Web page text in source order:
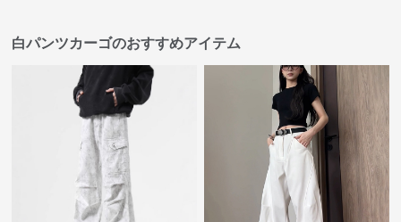
白パンツカーゴのおすすめアイテム